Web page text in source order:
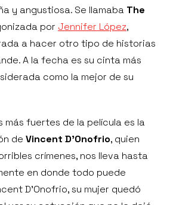
y angustiosa. Se llamaba The
por Jennifer López,
a hacer otro tipo de historias
A la fecha es su cinta más
como la mejor de su
más fuertes de la película es la
de Vincent D’Onofrio, quien
crímenes, nos lleva hasta
en donde todo puede
D’Onofrio, su mujer quedó